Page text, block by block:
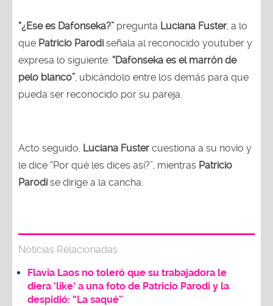
“¿Ese es Dafonseka?” pregunta Luciana Fuster , a lo
que Patricio Parodi señala al reconocido youtuber y
expresa lo siguiente: “Dafonseka es el marrón de
pelo blanco” , ubicándolo entre los demás para que
pueda ser reconocido por su pareja.
Acto seguido, Luciana Fuster cuestiona a su novio y
le dice “Por qué les dices así?”, mientras Patricio
Parodi se dirige a la cancha.
Noticias Relacionadas
Flavia Laos no toleró que su trabajadora le
diera ‘like’ a una foto de Patricio Parodi y la
despidió: “La saqué”